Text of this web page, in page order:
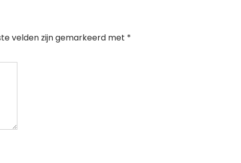
velden zijn gemarkeerd met *